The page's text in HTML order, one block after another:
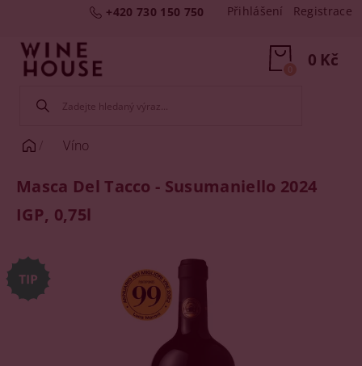
+420 730 150 750 Přihlášení Registrace
0 Kč
0
Víno
Masca Del Tacco - Susumaniello 2024
IGP, 0,75l